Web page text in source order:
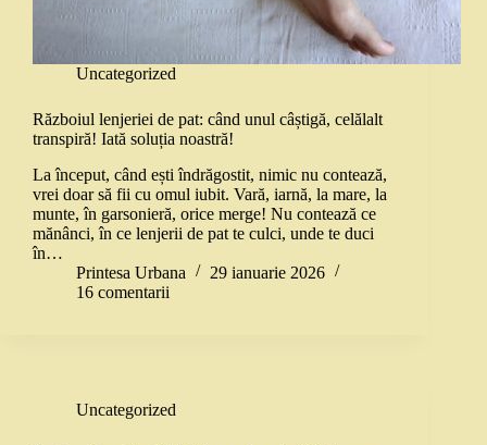
Uncategorized
Războiul lenjeriei de pat: când unul câștigă, celălalt
transpiră! Iată soluția noastră!
La început, când ești îndrăgostit, nimic nu contează,
vrei doar să fii cu omul iubit. Vară, iarnă, la mare, la
munte, în garsonieră, orice merge! Nu contează ce
mănânci, în ce lenjerii de pat te culci, unde te duci
în…
Printesa Urbana
29 ianuarie 2026
16 comentarii
Uncategorized